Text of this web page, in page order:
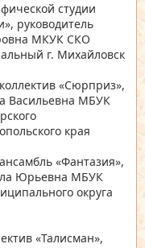
студии
, руководитель
МКУК СКО
г. Михайловск
«Сюрприз»,
Васильевна МБУК
края
«Фантазия»,
Юрьевна МБУК
округа
«Талисман»,